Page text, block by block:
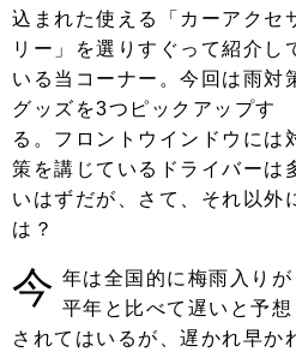
注目の記事
ショップレポート
自動車豆知識
ディテイリング
ディテイリング
ヘッドライト磨き
フィルム・ラッピング
鈑金・塗装
小キズ直し
特集記事
ストップ 不具合修理＆粗悪修理
カ
コラム
ショップ紹介
カーメーカー「旧車」関連プロジ
ェクト
イベント
込まれた使える「カーアクセ
リー」を選りすぐって紹介し
いる当コーナー。今回は雨対
グッズを3つピックアップす
る。フロントウインドウには
策を講じているドライバーは
いはずだが、さて、それ以外
は？
今 年は全国的に梅雨入りが
平年と比べて遅いと予想
されてはいるが、遅かれ早か